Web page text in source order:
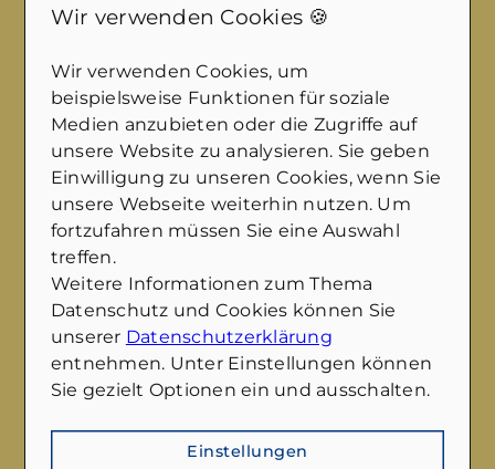
immer zeitnah auf Anfragen
Ihre professionelle
Vermarktungsstratgie ( Bilder,
Luftbilder per Drohne, Videos usw)
hat uns, aber offensichtlich auch
den Käufern, sehr gefallen.
Machen Sie weiter so und
nochmal vielen Dank an Sie und
Ihr Team.
Benötigen Sie Hilfe beim Verkauf Ihrer
Immobilie?
Wir führen Sie gerne durch den gesamten
Wir verwenden Cookies 🍪
Wir verwenden Cookies, um
beispielsweise Funktionen für soziale
Medien anzubieten oder die Zugriffe auf
unsere Website zu analysieren. Sie geben
Einwilligung zu unseren Cookies, wenn Sie
unsere Webseite weiterhin nutzen. Um
fortzufahren müssen Sie eine Auswahl
treffen.
Weitere Informationen zum Thema
Datenschutz und Cookies können Sie
unserer Datenschutzerklärung
entnehmen. Unter Einstellungen können
Sie gezielt Optionen ein und ausschalten.
Einstellungen